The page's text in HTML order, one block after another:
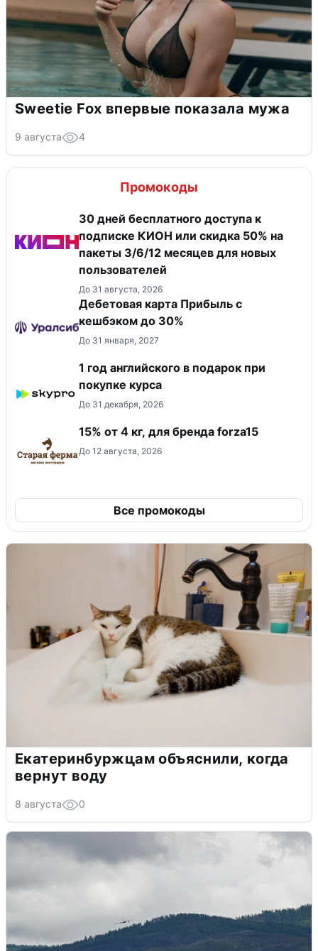
Sweetie Fox впервые показала мужа
9 августа 4
Промокоды
30 дней бесплатного доступа к
подписке КИОН или скидка 50% на
пакеты 3/6/12 месяцев для новых
пользователей
До 31 августа, 2026
Дебетовая карта Прибыль с
кешбэком до 30%
До 31 января, 2027
1 год английского в подарок при
покупке курса
До 31 декабря, 2026
15% от 4 кг, для бренда forza15
До 12 августа, 2026
Все промокоды
Екатеринбуржцам объяснили, когда
вернут воду
8 августа 0